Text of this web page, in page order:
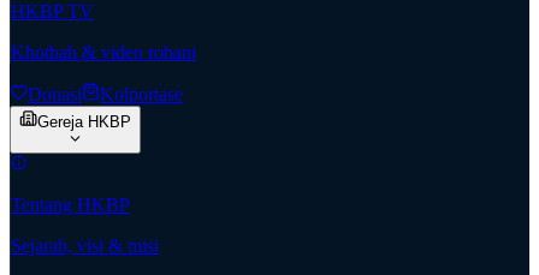
HKBP TV
Khotbah & video rohani
Donasi Kolportase
Gereja HKBP
Tentang HKBP
Sejarah, visi & misi